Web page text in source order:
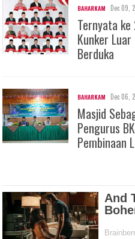
BAHARKAM Dec 09,
Ternyata ke
Kunker
Berduka
BAHARKAM Dec 06,
Masjid
Pengurus
Pembinaan